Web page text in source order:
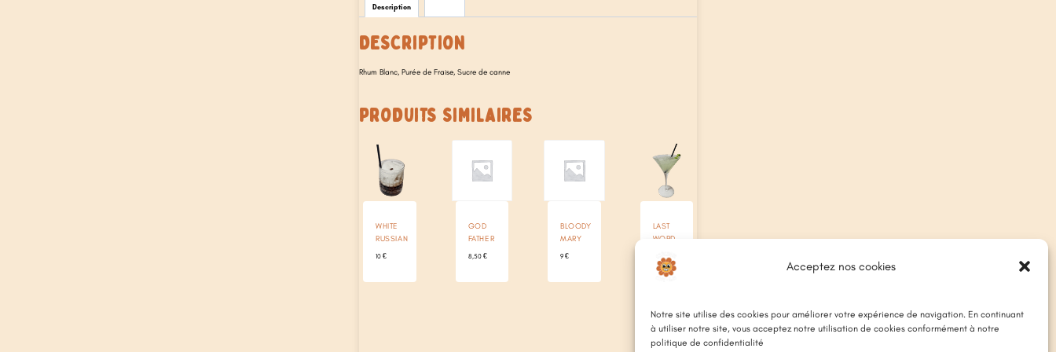
Acceptez nos cookies
Notre site utilise des cookies pour améliorer votre expérience de navigation. En continuant
à utiliser notre site, vous acceptez notre utilisation de cookies conformément à notre
politique de confidentialité
Description
DESCRIPTION
Rhum Blanc, Purée de Fraise, Sucre de canne
PRODUITS SIMILAIRES
WHITE
RUSSIAN
10 €
GOD
FATHER
8,50 €
BLOODY
MARY
9 €
LAST
WORD